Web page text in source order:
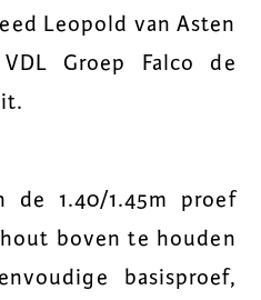
Leopold van Asten
Groep Falco de
1.40/1.45m proef
boven te houden
basisproef,